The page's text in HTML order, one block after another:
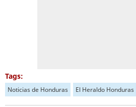
Tags:
Noticias de Honduras El Heraldo Honduras